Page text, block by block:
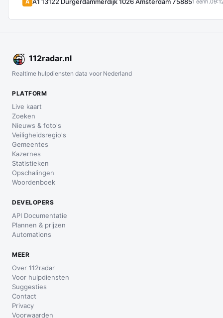
1 eenh.
112radar.nl
Realtime hulpdiensten data voor Nederland
PLATFORM
Live kaart
Zoeken
Nieuws & foto's
Veiligheidsregio's
Gemeentes
Kazernes
Statistieken
Opschalingen
Woordenboek
DEVELOPERS
API Documentatie
Plannen & prijzen
Automations
MEER
Over 112radar
Voor hulpdiensten
Suggesties
Contact
Privacy
Voorwaarden